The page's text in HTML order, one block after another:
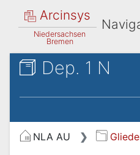
Arcinsys
Niedersachsen
Bremen
Dep. 1 N
NLA AU